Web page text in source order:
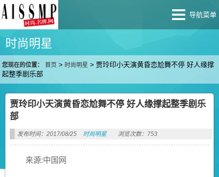
导航菜单
时尚明星
您现在的位置： 首页 > 时尚明星 >贾玲印小天演黄昏恋尬舞不停 好人缘撑
起整季剧乐部
贾玲印小天演黄昏恋尬舞不停 好人缘撑起整季剧乐
部
发布时间：2017/08/25 时尚明星 浏览次数：753
来源:中国网